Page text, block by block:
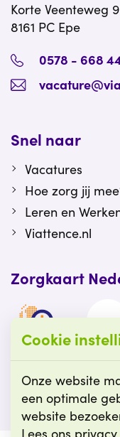
Korte Veenteweg
8161 PC Epe
0578 - 668
Snel naar
Vacatures
Hoe zorg jij
Leren en
Viattence.nl
Zorgkaart
Viattence is
Nederland.
Cookie
Onze website
een optimale
website
Lees ons privacy